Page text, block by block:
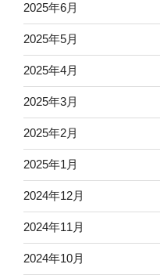
2025年6月
2025年5月
2025年4月
2025年3月
2025年2月
2025年1月
2024年12月
2024年11月
2024年10月